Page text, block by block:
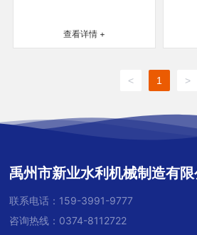
查看详情 +
< 1 >
禹州市新业水利机械制造有限
联系电话： 159-3991-9777
咨询热线： 0374-8112722